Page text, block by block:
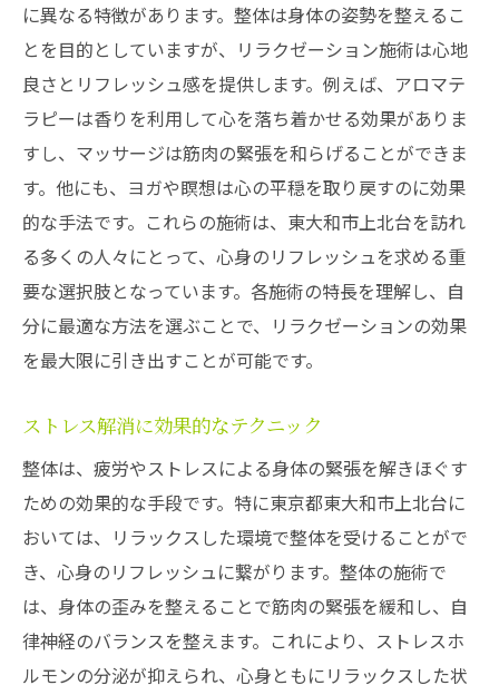
に異なる特徴があります。整体は身体の姿勢を整えるこ
とを目的としていますが、リラクゼーション施術は心地
良さとリフレッシュ感を提供します。例えば、アロマテ
ラピーは香りを利用して心を落ち着かせる効果がありま
すし、マッサージは筋肉の緊張を和らげることができま
す。他にも、ヨガや瞑想は心の平穏を取り戻すのに効果
的な手法です。これらの施術は、東大和市上北台を訪れ
る多くの人々にとって、心身のリフレッシュを求める重
要な選択肢となっています。各施術の特長を理解し、自
分に最適な方法を選ぶことで、リラクゼーションの効果
を最大限に引き出すことが可能です。
ストレス解消に効果的なテクニック
整体は、疲労やストレスによる身体の緊張を解きほぐす
ための効果的な手段です。特に東京都東大和市上北台に
おいては、リラックスした環境で整体を受けることがで
き、心身のリフレッシュに繋がります。整体の施術で
は、身体の歪みを整えることで筋肉の緊張を緩和し、自
律神経のバランスを整えます。これにより、ストレスホ
ルモンの分泌が抑えられ、心身ともにリラックスした状